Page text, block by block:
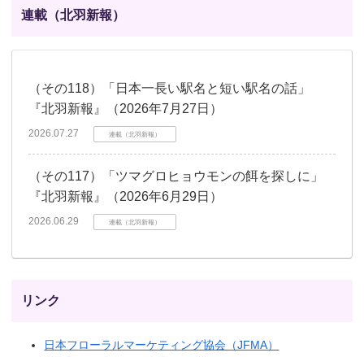
連載（北羽新報）
（その118）「日本一長い駅名と短い駅名の話」
『北羽新報』（2026年7月27日）
2026.07.27 連載（北羽新報）
（その117）「ツマグロヒョウモンの餌を探しに」
『北羽新報』（2026年6月29日）
2026.06.29 連載（北羽新報）
リンク
日本フローラルマーケティング協会（JFMA）